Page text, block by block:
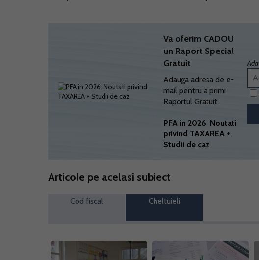
Va oferim CADOU
un Raport Special
Gratuit
Adauga adresa de e-
mail pentru a primi
Raportul Gratuit
PFA in 2026. Noutati
privind TAXAREA +
Studii de caz
Articole pe acelasi subiect
Cod fiscal Cheltuieli